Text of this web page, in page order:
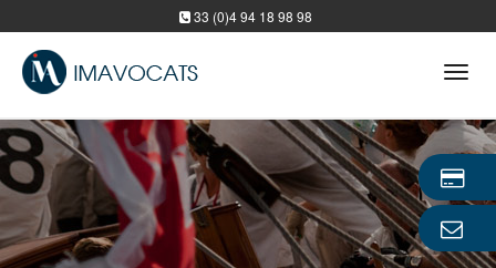
33 (0)4 94 18 98 98